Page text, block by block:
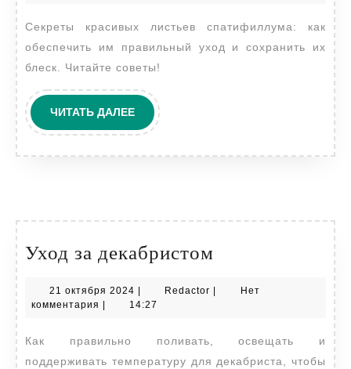
за
листьями
Секреты красивых листьев спатифиллума: как
обеспечить им правильный уход и сохранить их
блеск. Читайте советы!
ЧИТАТЬ ДАЛЕЕЧИТАТЬ
ДАЛЕЕ
Уход за декабристом
декабристом
21 октября 2024 21
октября
Redactor Redactor
Нет
комментария
14:27
Как правильно поливать, освещать и
поддерживать температуру для декабриста, чтобы